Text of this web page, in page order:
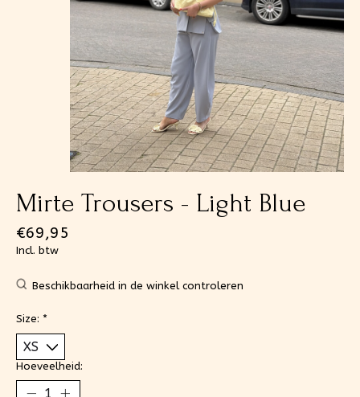
Mirte Trousers - Light Blue
€69,95
Incl. btw
Beschikbaarheid in de winkel controleren
Size: *
Hoeveelheid: